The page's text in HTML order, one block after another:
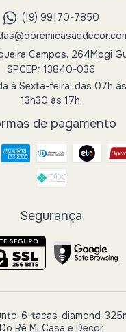
(19) 99170-7850
Campos, 264Mogi
SPCEP: 13840-036
à Sexta-feira, das 07h
13h30 às 17h.
de pagamento
Segurança
6-tacas-diamond-
Do Ré Mi Casa e Decor